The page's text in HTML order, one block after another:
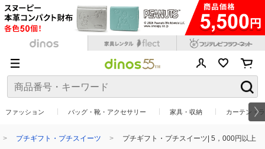
ファッション バッグ・靴・アクセサリー 家具・収納 カーテン・
プチギフト・プチスイーツ プチギフト・プチスイーツ| 5，000円以上